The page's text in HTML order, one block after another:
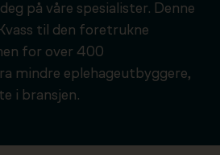
på våre spesialister. Denne
til den foretrukne
for over 400
mindre eplehageutbyggere,
i bransjen.